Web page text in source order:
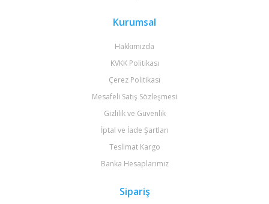
Kurumsal
Hakkımızda
KVKK Politikası
Çerez Politikası
Mesafeli Satış Sözleşmesi
Gizlilik ve Güvenlik
İptal ve İade Şartları
Teslimat Kargo
Banka Hesaplarımız
Sipariş